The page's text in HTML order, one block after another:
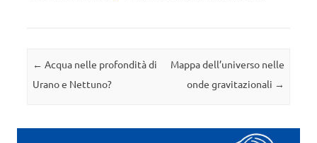
Navigazione articolo
← Acqua nelle profondità di
Urano e Nettuno?
Mappa dell’universo nelle
onde gravitazionali →